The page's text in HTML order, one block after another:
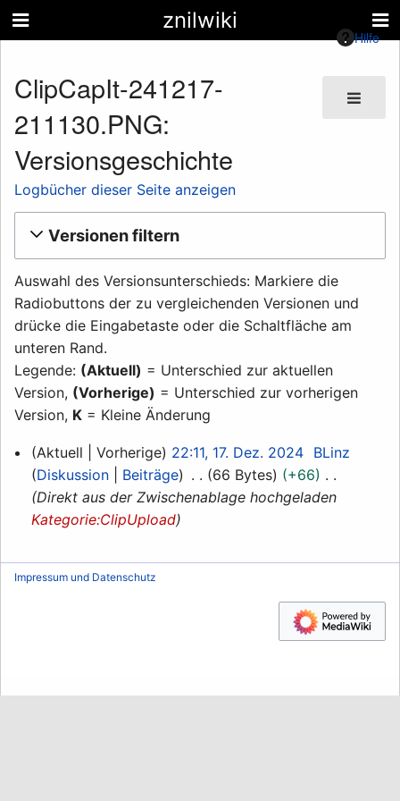
znilwiki
Hilfe
ClipCapIt-241217-
211130.PNG:
Versionsgeschichte
Logbücher dieser Seite anzeigen
Versionen filtern
Auswahl des Versionsunterschieds: Markiere die
Radiobuttons der zu vergleichenden Versionen und
drücke die Eingabetaste oder die Schaltfläche am
unteren Rand.
Legende: (Aktuell) = Unterschied zur aktuellen
Version, (Vorherige) = Unterschied zur vorherigen
Version, K = Kleine Änderung
17.
Dezember
2024
Aktuell Vorherige 22:11, 17. Dez. 2024
BLinz
Diskussion
Beiträge 66 Bytes
+66
Direkt aus der Zwischenablage hochgeladen
Kategorie:ClipUpload
Impressum und Datenschutz